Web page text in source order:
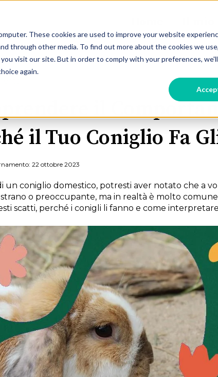
These cookies are used to improve your website
through other media. To find out more about the cookies we
visit our site. But in order to comply with your preferences,
again.
il
il Tuo Coniglio Fa
22 ottobre 2023
un coniglio domestico, potresti aver notato che a
o preoccupante, ma in realtà è molto
scatti, perché i conigli li fanno e come